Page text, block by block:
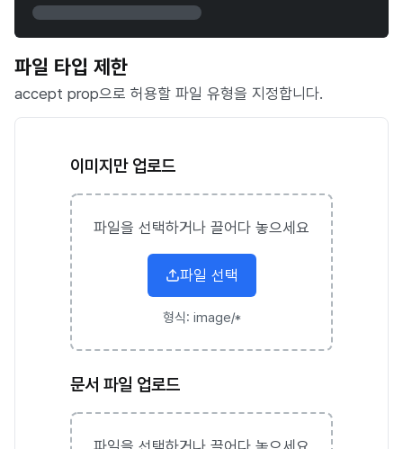
파일 타입 제한
accept prop으로 허용할 파일 유형을 지정합니다.
이미지만 업로드
파일을 선택하거나 끌어다 놓으세요
파일 선택
형식: image/*
문서 파일 업로드